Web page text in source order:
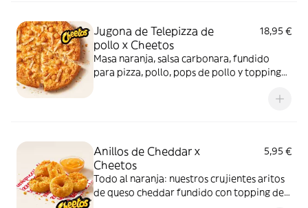
Jugona de Telepizza de
pollo x Cheetos
18,95 €
Masa naranja, salsa carbonara, fundido
para pizza, pollo, pops de pollo y topping
Anillos de Cheddar x
Cheetos
5,95 €
Todo al naranja: nuestros crujientes aritos
de queso cheddar fundido con topping de